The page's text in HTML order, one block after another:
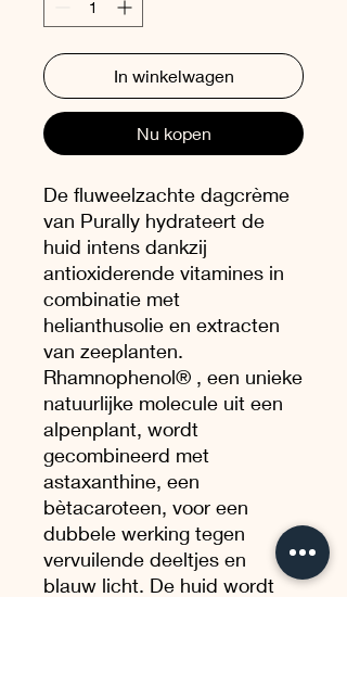
In winkelwagen
Nu kopen
De fluweelzachte dagcrème
van Purally hydrateert de
huid intens dankzij
antioxiderende vitamines in
combinatie met
helianthusolie en extracten
van zeeplanten.
Rhamnophenol® , een unieke
natuurlijke molecule uit een
alpenplant, wordt
gecombineerd met
astaxanthine, een
bètacaroteen, voor een
dubbele werking tegen
vervuilende deeltjes en
blauw licht. De huid wordt